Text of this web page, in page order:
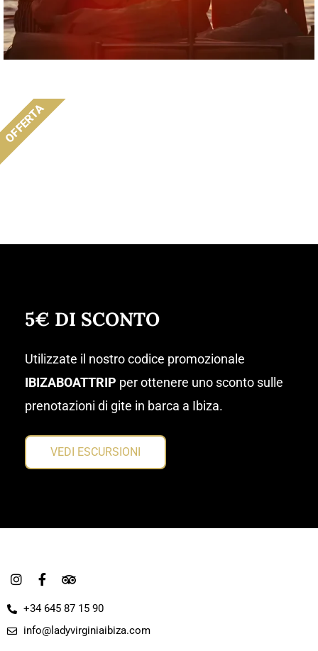
5€ DI SCONTO
Utilizzate il nostro codice promozionale
IBIZABOATTRIP per ottenere uno sconto sulle
prenotazioni di gite in barca a Ibiza.
VEDI ESCURSIONI
OFFERTA
I
n
t
a
F
a
c
e
b
o
T
r
i
p
a
d
+34 645 87 15 90
info@ladyvirginiaibiza.com